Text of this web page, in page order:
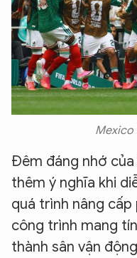
Mexico
Đêm đáng nhớ
thêm ý nghĩa khi
quá trình nâng cấp
công trình mang
thành sân vận